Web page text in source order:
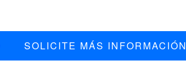
SOLICITE MÁS INFORMACIÓN